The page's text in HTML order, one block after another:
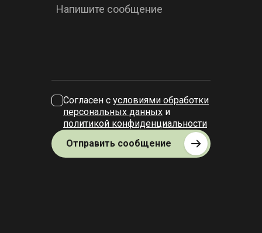
Напишите сообщение
Согласен с условиями обработки
персональных данных и
политикой конфиденциальности
Отправить сообщение